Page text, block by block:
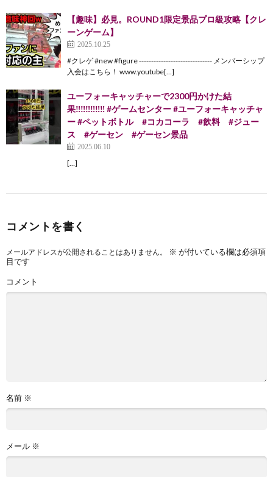
【趣味】必見。ROUND1限定景品プロ級攻略【クレ
ーンゲーム】
2025.10.25
#クレゲ #new #figure ‐‐‐‐‐‐‐‐‐‐‐‐‐‐‐‐‐‐‐‐‐‐‐‐‐‐‐‐‐‐ メンバーシップ
入会はこちら！ www.youtube[…]
ユーフォーキャッチャーで2300円かけた結
果‼︎‼︎‼︎‼︎‼︎‼︎ #ゲームセンター #ユーフォーキャッチャ
ー #ペットボトル #コカコーラ #飲料 #ジュー
ス #ゲーセン #ゲーセン景品
2025.06.10
[…]
コメントを書く
メールアドレスが公開されることはありません。 ※ が付いている欄は必須項
目です
コメント
名前 ※
メール ※